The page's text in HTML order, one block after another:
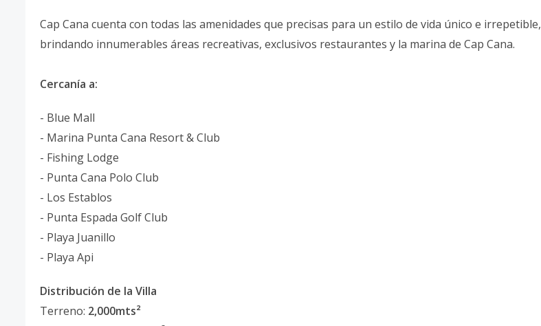
Cap Cana cuenta con todas las amenidades que precisas para un estilo de vida único e irrepetible,
brindando innumerables áreas recreativas, exclusivos restaurantes y la marina de Cap Cana.
Cercanía a:
- Blue Mall
- Marina Punta Cana Resort & Club
- Fishing Lodge
- Punta Cana Polo Club
- Los Establos
- Punta Espada Golf Club
- Playa Juanillo
- Playa Api
Distribución de la Villa
Terreno: 2,000mts²